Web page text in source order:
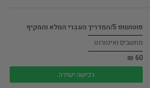
פוטושופ 5/המדריך העברי המלא והמקיף
מחשבים ואינטרנט
60 ₪
רכישה ישירה